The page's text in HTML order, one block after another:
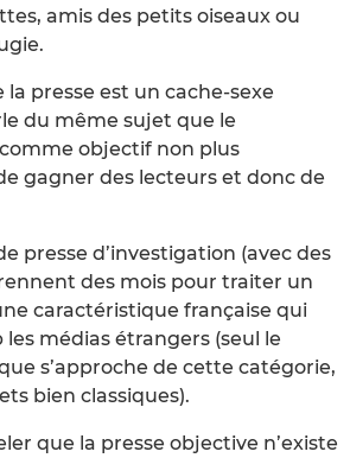
amis des petits oiseaux ou
presse est un cache-sexe
du même sujet que le
objectif non plus
gagner des lecteurs et donc de
presse d’investigation (avec des
des mois pour traiter un
caractéristique française qui
médias étrangers (seul le
s’approche de cette catégorie,
bien classiques).
que la presse objective n’existe